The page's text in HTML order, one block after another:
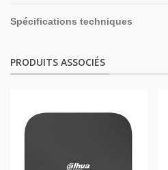
Spécifications techniques
PRODUITS ASSOCIÉS